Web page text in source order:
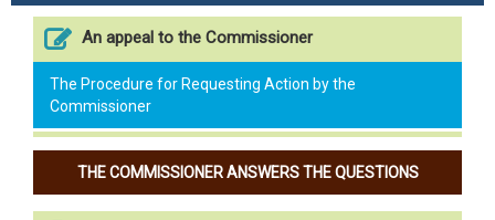
An appeal to the Commissioner
The Procedure for Requesting Action by the
Commissioner
THE COMMISSIONER ANSWERS THE QUESTIONS